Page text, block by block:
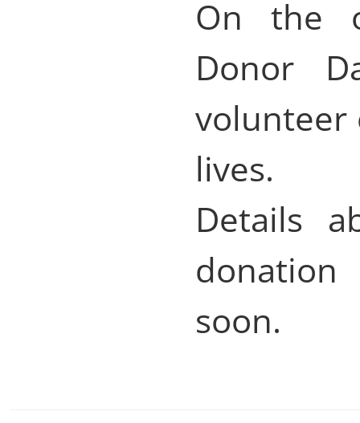
On the
Donor
volunteer
lives.
Details
soon.